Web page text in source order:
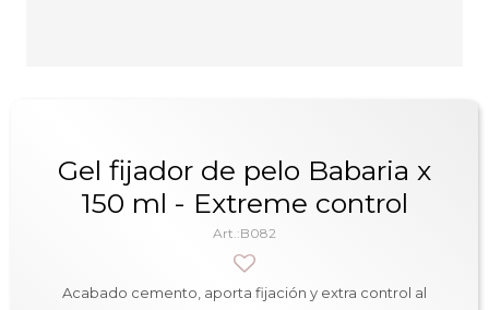
Gel fijador de pelo Babaria x
150 ml - Extreme control
B082
Acabado cemento, aporta fijación y extra control al